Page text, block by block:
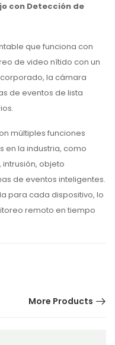
con Detección de
que funciona con
de video nítido con un
la cámara
de eventos de lista
múltiples funciones
en la industria, como
objeto
de eventos inteligentes.
para cada dispositivo, lo
remoto en tiempo
More Products